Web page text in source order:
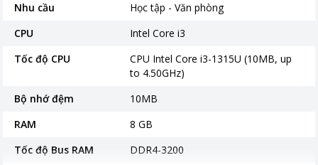
Nhu cầu
Học tập - Văn phòng
CPU
Intel Core i3
Tốc độ CPU
CPU Intel Core i3-1315U (10MB, up
to 4.50GHz)
Bộ nhớ đệm
10MB
RAM
8 GB
Tốc độ Bus RAM
DDR4-3200